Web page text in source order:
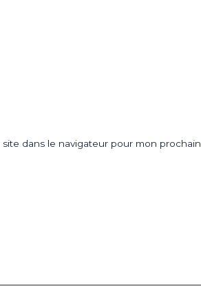
dans le navigateur pour mon prochain